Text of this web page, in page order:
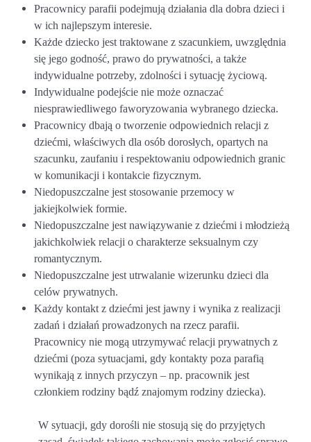
Pracownicy parafii podejmują działania dla dobra dzieci i
w ich najlepszym interesie.
Każde dziecko jest traktowane z szacunkiem, uwzględnia
się jego godność, prawo do prywatności, a także
indywidualne potrzeby, zdolności i sytuację życiową.
Indywidualne podejście nie może oznaczać
niesprawiedliwego faworyzowania wybranego dziecka.
Pracownicy dbają o tworzenie odpowiednich relacji z
dziećmi, właściwych dla osób dorosłych, opartych na
szacunku, zaufaniu i respektowaniu odpowiednich granic
w komunikacji i kontakcie fizycznym.
Niedopuszczalne jest stosowanie przemocy w
jakiejkolwiek formie.
Niedopuszczalne jest nawiązywanie z dziećmi i młodzieżą
jakichkolwiek relacji o charakterze seksualnym czy
romantycznym.
Niedopuszczalne jest utrwalanie wizerunku dzieci dla
celów prywatnych.
Każdy kontakt z dziećmi jest jawny i wynika z realizacji
zadań i działań prowadzonych na rzecz parafii.
Pracownicy nie mogą utrzymywać relacji prywatnych z
dziećmi (poza sytuacjami, gdy kontakty poza parafią
wynikają z innych przyczyn – np. pracownik jest
członkiem rodziny bądź znajomym rodziny dziecka).
W sytuacji, gdy dorośli nie stosują się do przyjętych